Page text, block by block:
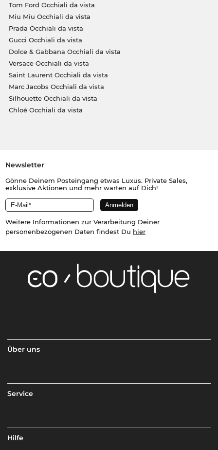
Tom Ford Occhiali da vista
Miu Miu Occhiali da vista
Prada Occhiali da vista
Gucci Occhiali da vista
Dolce & Gabbana Occhiali da vista
Versace Occhiali da vista
Saint Laurent Occhiali da vista
Marc Jacobs Occhiali da vista
Silhouette Occhiali da vista
Chloé Occhiali da vista
Newsletter
Gönne Deinem Posteingang etwas Luxus. Private Sales,
exklusive Aktionen und mehr warten auf Dich!
Weitere Informationen zur Verarbeitung Deiner
personenbezogenen Daten findest Du hier
Über uns
Service
Hilfe